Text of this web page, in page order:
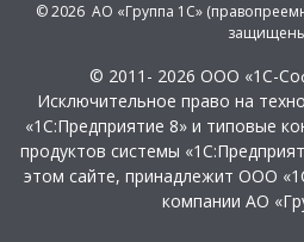
© 2026 АО «Группа 1С»
© 2011- 2026 ООО «1С-
Исключительное право на
«1С:Предприятие 8» и типовые
продуктов системы
этом сайте, принадлежит ООО
компании АО